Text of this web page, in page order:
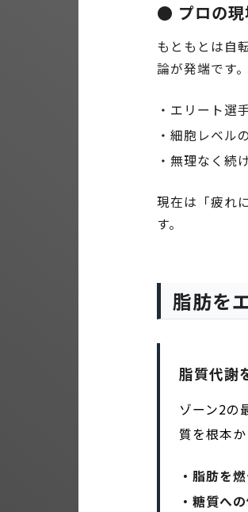
● プロの現
もともとは自
論が発端です
・エリート選
・細胞レベル
・無理なく続
現在は「疲れ
す。
脂肪を
脂質代謝
ゾーン2の
質を根本
・脂肪を
・糖質へ